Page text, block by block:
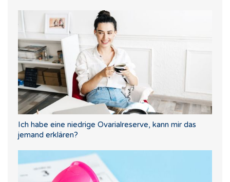
Ich habe eine niedrige Ovarialreserve, kann mir das
jemand erklären?